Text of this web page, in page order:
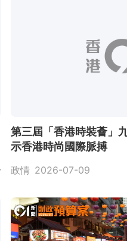
第三屆「香港時裝薈」
示香港時尚國際脈搏
政情 2026-07-09